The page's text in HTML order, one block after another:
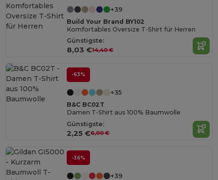
+39
Build Your Brand BY102
Komfortables Oversize T-Shirt für Herren
Günstigste:
8,03 €14,40 €
-63%
+35
B&C BC02T
Damen T-Shirt aus 100% Baumwolle
Günstigste:
2,25 €6,00 €
-36%
+39